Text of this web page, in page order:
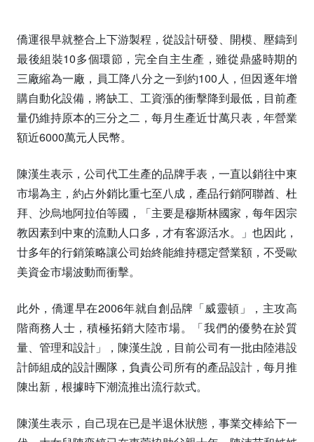
僑運很早就整合上下游製程，從設計研發、開模、壓鑄到
最後組裝10多個環節，完全自主生產，雖從鼎盛時期的
三廠縮為一廠，員工降八分之一到約100人，但因逐年增
購自動化設備，將缺工、工資漲的衝擊降到最低，目前產
量仍維持原本的三分之二，每月生產近廿萬只表，年營業
額近6000萬元人民幣。
陳漢生表示，公司代工生產的品牌手表，一直以銷往中東
市場為主，約占外銷比重七至八成，產品行銷阿聯酋、杜
拜、沙烏地阿拉伯等國，「主要是穆斯林國家，每年因宗
教因素到中東的流動人口多，才有客源活水。」也因此，
廿多年的行銷策略讓公司始終能維持穩定營業額，不受歐
美資金市場波動而衝擊。
此外，僑運早在2006年就自創品牌「威靈頓」，主攻高
階商務人士，積極拓銷大陸市場。「我們的優勢在於質
量、管理和設計」，陳漢生說，目前公司有一批由陸港設
計師組成的設計團隊，負責公司所有的產品設計，每月推
陳出新，根據時下潮流推出流行款式。
陳漢生表示，自己現在已是半退休狀態，事業交棒給下一